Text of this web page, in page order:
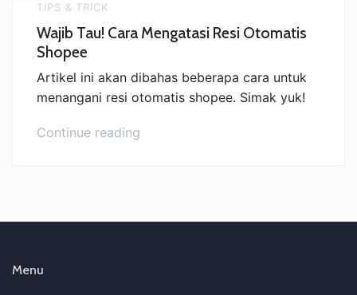
TIPS & TRICK
Wajib Tau! Cara Mengatasi Resi Otomatis
Shopee
Artikel ini akan dibahas beberapa cara untuk
menangani resi otomatis shopee. Simak yuk!
Continue reading
Menu